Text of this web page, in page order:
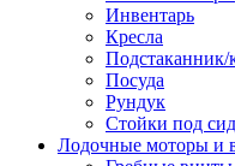
Инвентарь
Кресла
Посуда
Рундук
Стойки под
Лодочные моторы и